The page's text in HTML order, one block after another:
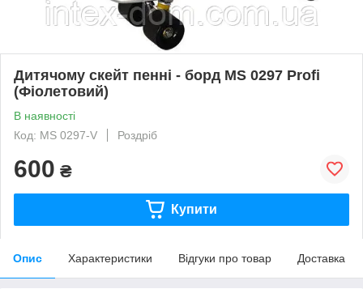
Дитячому скейт пенні - борд MS 0297 Profi
(Фіолетовий)
В наявності
Код: MS 0297-V
Роздріб
600 ₴
Купити
Опис Характеристики Відгуки про товар Доставка